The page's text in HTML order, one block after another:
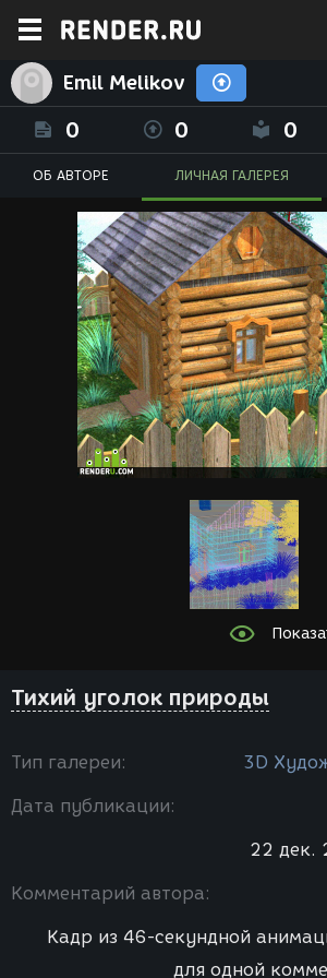
Emil Melikov
0 0 0
ОБ АВТОРЕ ЛИЧНАЯ ГАЛЕРЕЯ
Тихий уголок природы
Тип галереи: 3D
Дата публикации:
22 дек.
Комментарий автора:
Кадр из 46-секундной
для одной